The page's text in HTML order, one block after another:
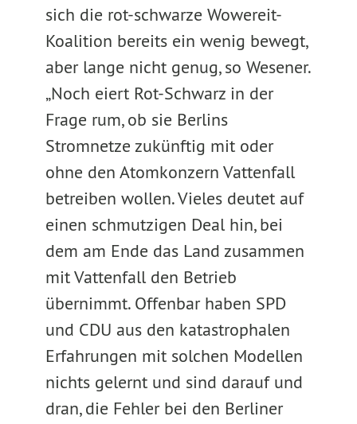
sich die rot-schwarze Wowereit-
Koalition bereits ein wenig bewegt,
aber lange nicht genug, so Wesener.
„Noch eiert Rot-Schwarz in der
Frage rum, ob sie Berlins
Stromnetze zukünftig mit oder
ohne den Atomkonzern Vattenfall
betreiben wollen. Vieles deutet auf
einen schmutzigen Deal hin, bei
dem am Ende das Land zusammen
mit Vattenfall den Betrieb
übernimmt. Offenbar haben SPD
und CDU aus den katastrophalen
Erfahrungen mit solchen Modellen
nichts gelernt und sind darauf und
dran, die Fehler bei den Berliner